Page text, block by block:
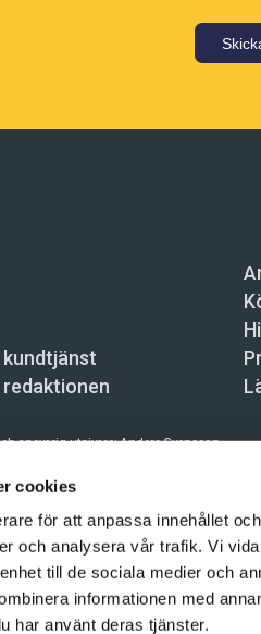
cookies
för att anpassa innehållet
och analysera vår trafik. Vi
till de sociala medier och
informationen med
har använt deras tjänster.
ansvarig utgivare:Anders Svensson
Skeppsbron 34, 111 30 Stockholm,
prenumeration: 08-121 062 34 (vardagar
automatiska tjänster och maskinläsbara
på denna webbplats är upphovsrättsligt